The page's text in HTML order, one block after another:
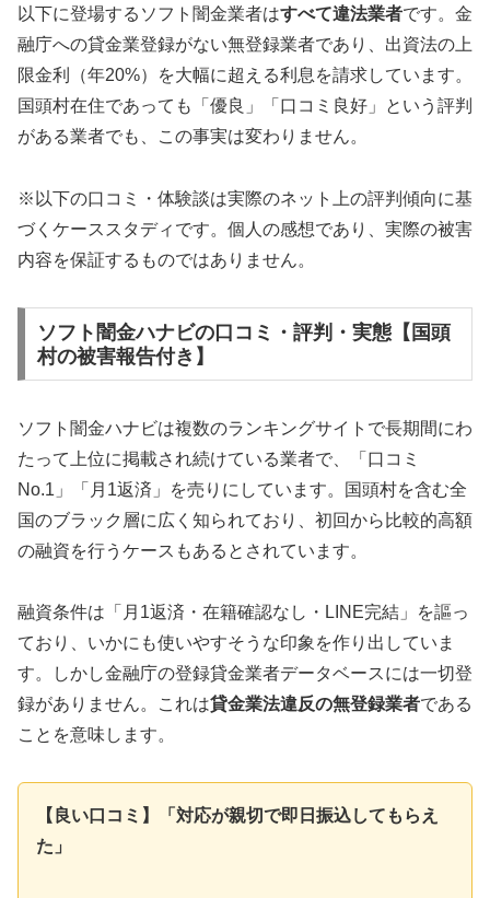
以下に登場するソフト闇金業者はすべて違法業者です。金
融庁への貸金業登録がない無登録業者であり、出資法の上
限金利（年20%）を大幅に超える利息を請求しています。
国頭村在住であっても「優良」「口コミ良好」という評判
がある業者でも、この事実は変わりません。
※以下の口コミ・体験談は実際のネット上の評判傾向に基
づくケーススタディです。個人の感想であり、実際の被害
内容を保証するものではありません。
ソフト闇金ハナビの口コミ・評判・実態【国頭
村の被害報告付き】
ソフト闇金ハナビは複数のランキングサイトで長期間にわ
たって上位に掲載され続けている業者で、「口コミ
No.1」「月1返済」を売りにしています。国頭村を含む全
国のブラック層に広く知られており、初回から比較的高額
の融資を行うケースもあるとされています。
融資条件は「月1返済・在籍確認なし・LINE完結」を謳っ
ており、いかにも使いやすそうな印象を作り出していま
す。しかし金融庁の登録貸金業者データベースには一切登
録がありません。これは貸金業法違反の無登録業者である
ことを意味します。
【良い口コミ】「対応が親切で即日振込してもらえ
た」